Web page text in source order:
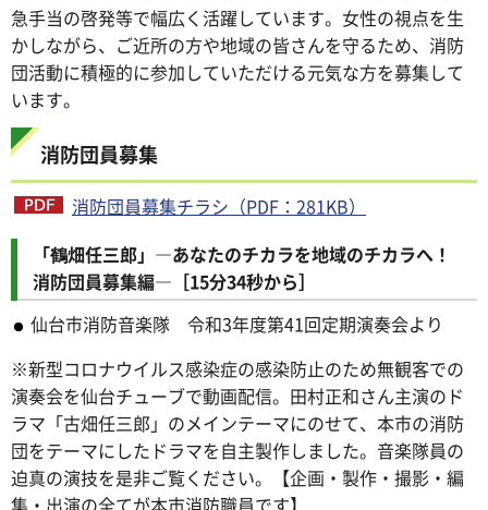
急手当の啓発等で幅広く活躍しています。女性の視点を生
かしながら、ご近所の方や地域の皆さんを守るため、消防
団活動に積極的に参加していただける元気な方を募集して
います。
消防団員募集
消防団員募集チラシ（PDF：281KB）
「鶴畑任三郎」―あなたのチカラを地域のチカラへ！
消防団員募集編―［15分34秒から］
仙台市消防音楽隊 令和3年度第41回定期演奏会より
※新型コロナウイルス感染症の感染防止のため無観客での
演奏会を仙台チューブで動画配信。田村正和さん主演のド
ラマ「古畑任三郎」のメインテーマにのせて、本市の消防
団をテーマにしたドラマを自主製作しました。音楽隊員の
迫真の演技を是非ご覧ください。【企画・製作・撮影・編
集・出演の全てが本市消防職員です】